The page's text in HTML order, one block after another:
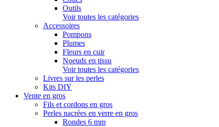
Outils
Voir toutes les catégories
Accessoires
Pompons
Plumes
Fleurs en cuir
Noeuds en tissu
Voir toutes les catégories
Livres sur les perles
Kits DIY
Vente en gros
Fils et cordons en gros
Perles nacrées en verre en gros
Rondes 6 mm